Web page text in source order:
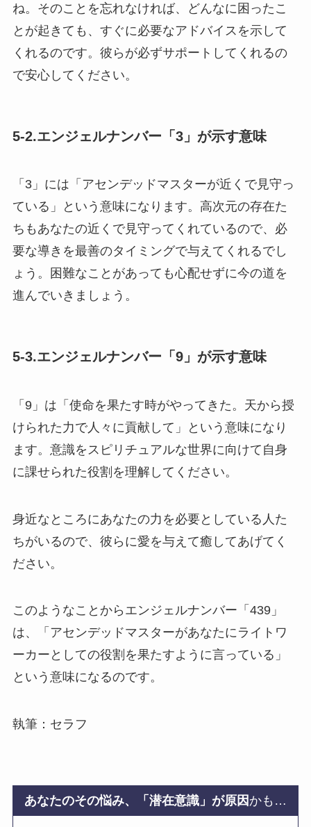
ね。そのことを忘れなければ、どんなに困ったこ
とが起きても、すぐに必要なアドバイスを示して
くれるのです。彼らが必ずサポートしてくれるの
で安心してください。
5-2.エンジェルナンバー「3」が示す意味
「3」には「アセンデッドマスターが近くで見守っ
ている」という意味になります。高次元の存在た
ちもあなたの近くで見守ってくれているので、必
要な導きを最善のタイミングで与えてくれるでし
ょう。困難なことがあっても心配せずに今の道を
進んでいきましょう。
5-3.エンジェルナンバー「9」が示す意味
「9」は「使命を果たす時がやってきた。天から授
けられた力で人々に貢献して」という意味になり
ます。意識をスピリチュアルな世界に向けて自身
に課せられた役割を理解してください。
身近なところにあなたの力を必要としている人た
ちがいるので、彼らに愛を与えて癒してあげてく
ださい。
このようなことからエンジェルナンバー「439」
は、「アセンデッドマスターがあなたにライトワ
ーカーとしての役割を果たすように言っている」
という意味になるのです。
執筆：セラフ
あなたのその悩み、「潜在意識」が原因 かも…